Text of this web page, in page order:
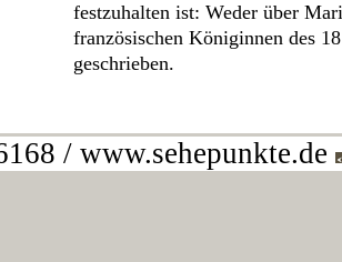
festzuhalten ist: Weder über
französischen Königinnen des
geschrieben.
/ www.sehepunkte.de